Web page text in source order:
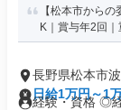
【松本市から
K｜賞与年2回
長野県松本市波
日給1万円～1
経験・資格 ◎